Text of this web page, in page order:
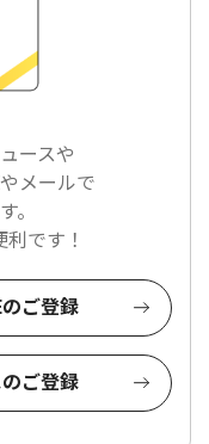
ースや
メールで
。
です！
ご登録
ご登録